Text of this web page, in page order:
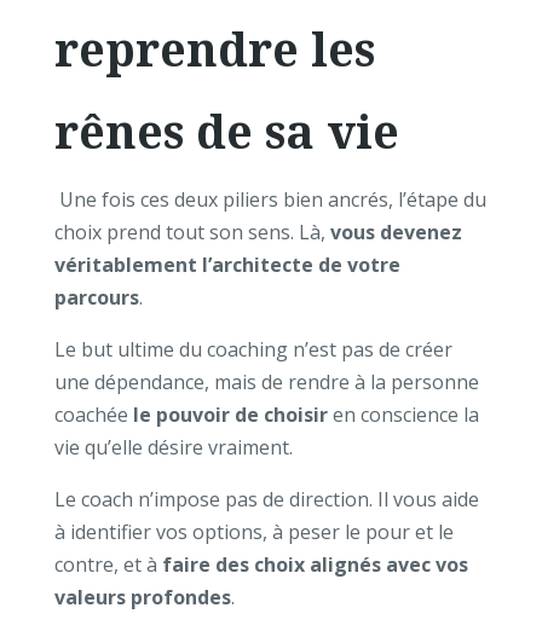
reprendre les
rênes de sa vie
Une fois ces deux piliers bien ancrés, l’étape du
choix prend tout son sens. Là, vous devenez
véritablement l’architecte de votre
parcours.
Le but ultime du coaching n’est pas de créer
une dépendance, mais de rendre à la personne
coachée le pouvoir de choisiren conscience la
vie qu’elle désire vraiment.
Le coach n’impose pas de direction. Il vous aide
à identifier vos options, à peser le pour et le
contre, et à faire des choix alignés avec vos
valeurs profondes.